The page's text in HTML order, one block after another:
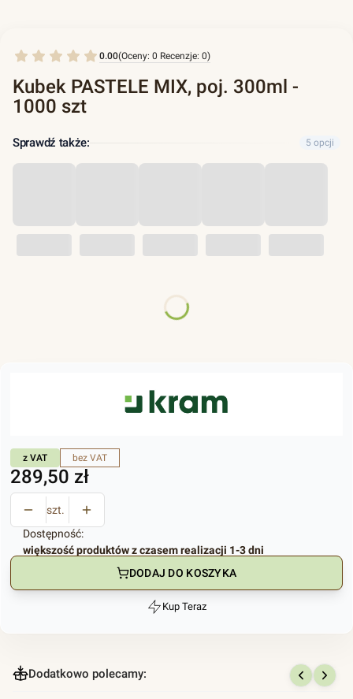
0.00(Oceny: 0 Recenzje: 0)
Kubek PASTELE MIX, poj. 300ml -
1000 szt
Sprawdź także: 5 opcji
Poszczególne warianty mogą różnić się ceną
z VAT bez VAT
Cena
289,50 zł
szt.
Dostępność:
większość produktów z czasem realizacji 1-3 dni
DODAJ DO KOSZYKA
Szybki
Kup Teraz
Dodatkowo polecamy: